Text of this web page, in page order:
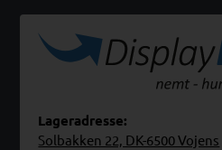
Lageradresse:
Solbakken 22, DK-6500 Vojens